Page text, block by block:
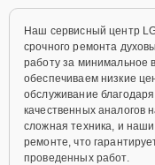
Наш сервисный центр
срочного ремонта
работу за минимальное
обеспечиваем низкие
обслуживание
качественных
сложная техника, и
ремонте, что
проведенных работ.